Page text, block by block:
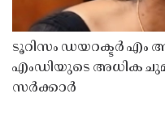
ടൂറിസം ഡയറക്ടർ എം
എംഡിയുടെ അധിക
സർക്കാർ